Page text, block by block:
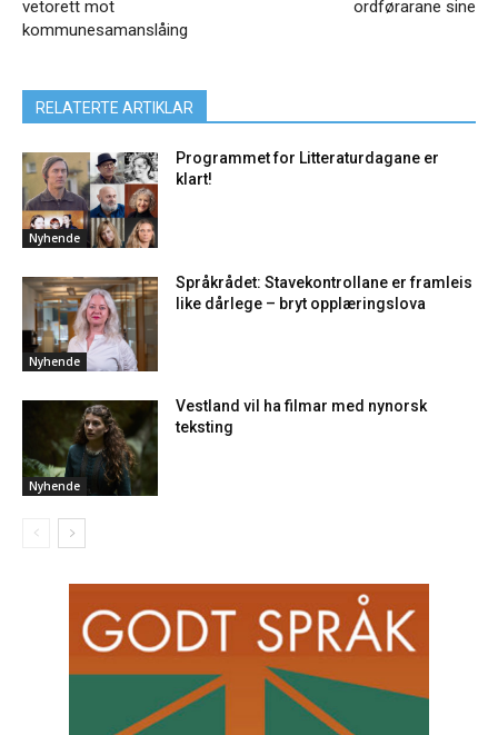
vetorett mot
kommunesamanslåing
ordførarane sine
RELATERTE ARTIKLAR
Nyhende
Programmet for Litteraturdagane er
klart!
Nyhende
Språkrådet: Stavekontrollane er framleis
like dårlege – bryt opplæringslova
Nyhende
Vestland vil ha filmar med nynorsk
teksting